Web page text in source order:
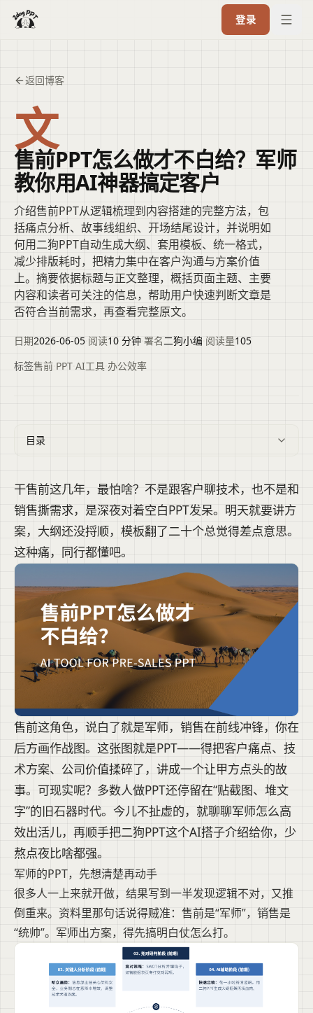
登录
返回博客
文
售前PPT怎么做才不白给？军师
教你用AI神器搞定客户
介绍售前PPT从逻辑梳理到内容搭建的完整方法，包
括痛点分析、故事线组织、开场结尾设计，并说明如
何用二狗PPT自动生成大纲、套用模板、统一格式，
减少排版耗时，把精力集中在客户沟通与方案价值
上。摘要依据标题与正文整理，概括页面主题、主要
内容和读者可关注的信息，帮助用户快速判断文章是
否符合当前需求，再查看完整原文。
日期2026-06-05 阅读10 分钟 署名二狗小编 阅读量105
标签售前 PPT AI工具 办公效率
目录
干售前这几年，最怕啥？不是跟客户聊技术，也不是和
销售撕需求，是深夜对着空白PPT发呆。明天就要讲方
案，大纲还没捋顺，模板翻了二十个总觉得差点意思。
这种痛，同行都懂吧。
售前这角色，说白了就是军师，销售在前线冲锋，你在
后方画作战图。这张图就是PPT——得把客户痛点、技
术方案、公司价值揉碎了，讲成一个让甲方点头的故
事。可现实呢？多数人做PPT还停留在“贴截图、堆文
字”的旧石器时代。今儿不扯虚的，就聊聊军师怎么高
效出活儿，再顺手把二狗PPT这个AI搭子介绍给你，少
熬点夜比啥都强。
军师的PPT，先想清楚再动手
很多人一上来就开做，结果写到一半发现逻辑不对，又推
倒重来。资料里那句话说得贼准：售前是“军师”，销售是
“统帅”。军师出方案，得先搞明白仗怎么打。